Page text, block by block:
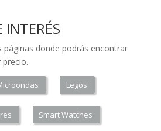
INTERÉS
páginas donde podrás encontrar
Legos
Smart Watches